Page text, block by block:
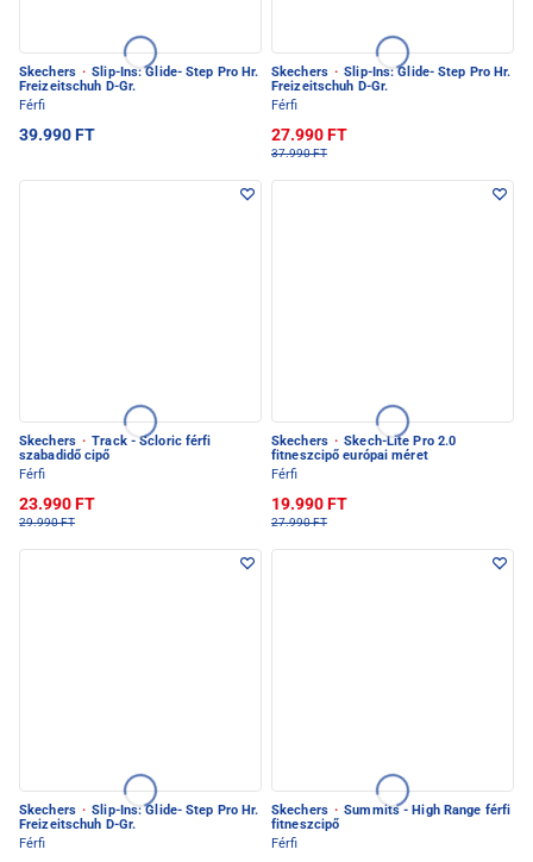
Skechers · Slip-Ins: Glide- Step Pro Hr.
Freizeitschuh D-Gr.
Férfi
39.990 FT
Skechers · Slip-Ins: Glide- Step Pro Hr.
Freizeitschuh D-Gr.
Férfi
27.990 FT
37.990 FT
Skechers · Track - Scloric férfi
szabadidő cipő
Férfi
23.990 FT
29.990 FT
Skechers · Skech-Lite Pro 2.0
fitneszcipő európai méret
Férfi
19.990 FT
27.990 FT
Skechers · Slip-Ins: Glide- Step Pro Hr.
Freizeitschuh D-Gr.
Férfi
Skechers · Summits - High Range férfi
fitneszcipő
Férfi